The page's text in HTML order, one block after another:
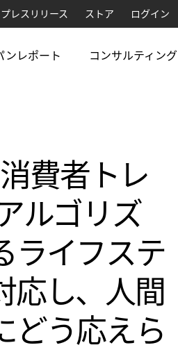
プレスリリース ストア ログイン
ンレポート コンサルティング
費者トレ
ルゴリズ
ライフステ
応し、人間
どう応えら